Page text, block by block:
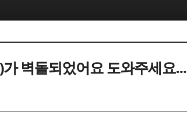
벽돌되었어요 도와주세요